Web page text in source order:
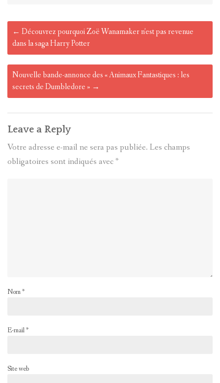
Post
navigation
← Découvrez pourquoi Zoë Wanamaker n’est pas revenue
dans la saga Harry Potter
Nouvelle bande-annonce des « Animaux Fantastiques : les
secrets de Dumbledore » →
Leave a Reply
Votre adresse e-mail ne sera pas publiée. Les champs
obligatoires sont indiqués avec*
Nom*
E-mail*
Site web